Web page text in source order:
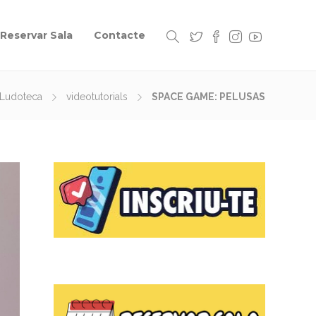
Reservar Sala Contacte
Ludoteca videotutorials SPACE GAME: PELUSAS